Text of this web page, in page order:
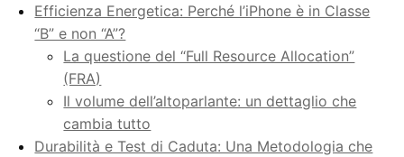
Efficienza Energetica: Perché l’iPhone è in Classe
“B” e non “A”?
La questione del “Full Resource Allocation”
(FRA)
Il volume dell’altoparlante: un dettaglio che
cambia tutto
Durabilità e Test di Caduta: Una Metodologia che